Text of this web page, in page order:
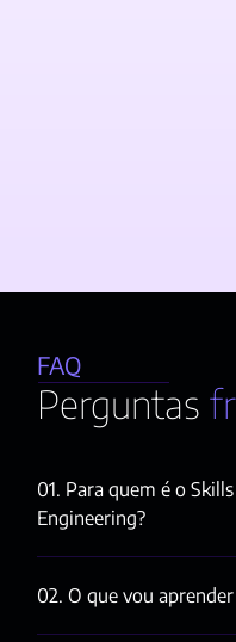
FAQ
Perguntas
01. Para quem é o
Engineering?
02. O que vou